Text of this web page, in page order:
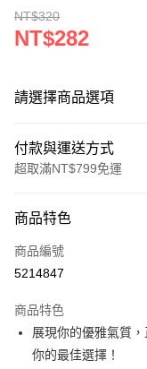
NT$320
NT$282
請選擇商品選項
付款與運送方式
超取滿NT$799免運
信用卡一次付款
超商取貨付款
Apple Pay
街口支付
商品特色
商品編號
5214847
商品特色
展現你的優雅氣質
你的最佳選擇！